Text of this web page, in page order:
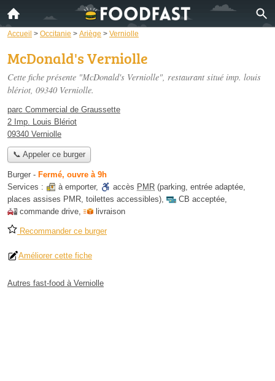
Accueil > Occitanie > Ariège > Verniolle
McDonald's Verniolle
Cette fiche présente "McDonald's Verniolle", restaurant situé imp. louis
blériot, 09340 Verniolle.
parc Commercial de Graussette
2 Imp. Louis Blériot
09340 Verniolle
📞 Appeler ce burger
Burger - Fermé, ouvre à 9h
Services :
à emporter, accès PMR (parking, entrée adaptée,
places assises PMR, toilettes accessibles), CB acceptée,
commande drive, livraison
Recommander ce burger
Améliorer cette fiche
Autres fast-food à Verniolle